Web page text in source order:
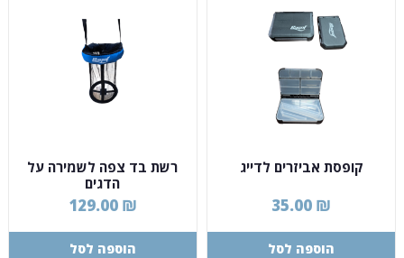
קופסת אביזרים לדייג
35.00 ₪
הוספה לסל
רשת בד צפה לשמירה על
הדגים
129.00 ₪
הוספה לסל